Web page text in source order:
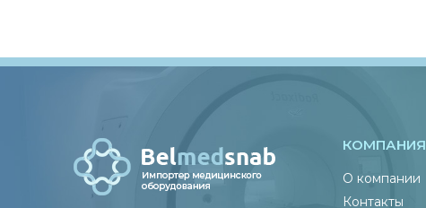
КОМПАНИЯ
О компании
Контакты